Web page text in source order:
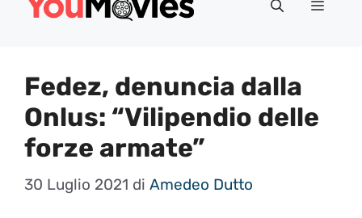
Menu
Fedez, denuncia dalla
Onlus: “Vilipendio delle
forze armate”
30 Luglio 2021 di Amedeo Dutto